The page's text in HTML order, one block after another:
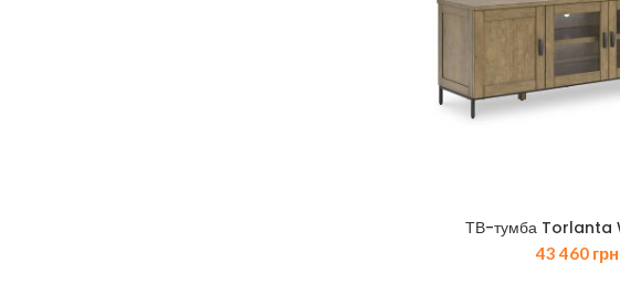
ТВ-тумба Torlanta
43 460 грн